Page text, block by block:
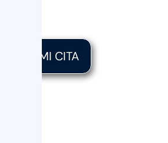
QUIERO MI CITA